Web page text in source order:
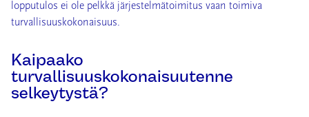
lopputulos ei ole pelkkä järjestelmätoimitus vaan toimiva
turvallisuuskokonaisuus.
Kaipaako
turvallisuuskokonaisuutenne
selkeytystä?